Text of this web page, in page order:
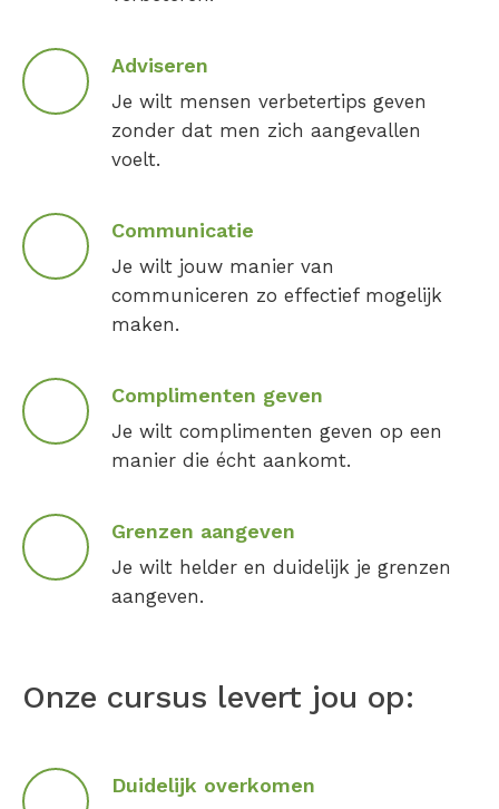
Adviseren
Je wilt mensen verbetertips geven
zonder dat men zich aangevallen
voelt.
Communicatie
Je wilt jouw manier van
communiceren zo effectief mogelijk
maken.
Complimenten geven
Je wilt complimenten geven op een
manier die écht aankomt.
Grenzen aangeven
Je wilt helder en duidelijk je grenzen
aangeven.
Onze cursus levert jou op:
Duidelijk overkomen